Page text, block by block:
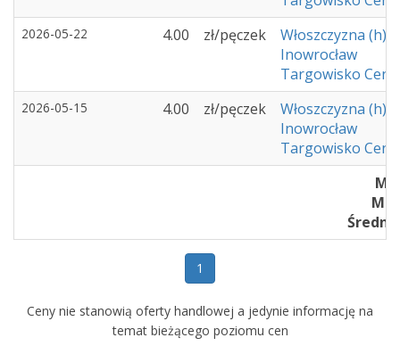
2026-05-22 4.00 zł/pęczek
Włoszczyzna (h)
Inowrocław
Targowisko
2026-05-15 4.00 zł/pęczek
Włoszczyzna (h)
Inowrocław
Targowisko
1
Ceny nie stanowią oferty handlowej a jedynie informację na
temat bieżącego poziomu cen